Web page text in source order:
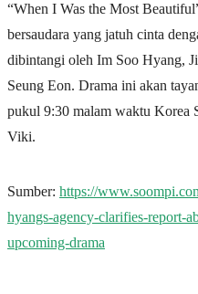
“When I Was the Most
bersaudara yang jatuh cinta
dibintangi oleh Im Soo Hyang,
Seung Eon. Drama ini akan
pukul 9:30 malam waktu Korea
Viki.
Sumber: https://
hyangs-agency-clarifies-report-
upcoming-drama